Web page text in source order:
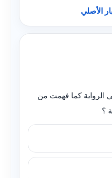
الأصلي
الرواية كما فهمت من
؟